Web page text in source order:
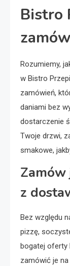
Bistro
Rozumiemy,
w Bistro
zamówień,
daniami bez
dostarczenie
Twoje drzwi,
smakowe,
z
Bez względu
pizzę,
bogatej oferty
zamówić je